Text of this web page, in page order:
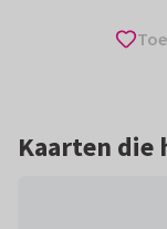
Kaarten die